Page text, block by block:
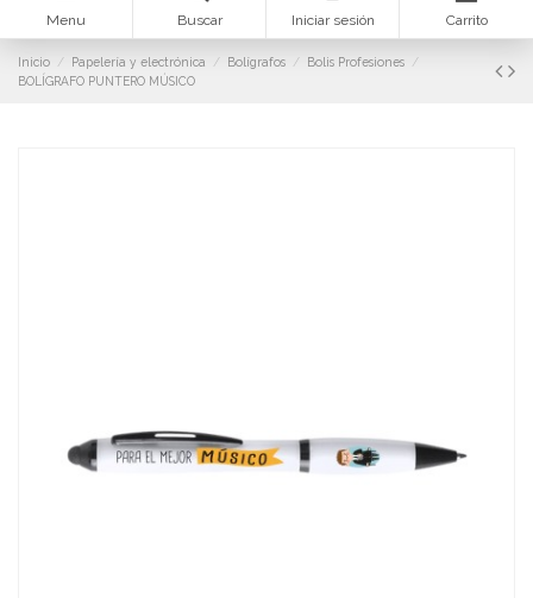
Menu Buscar Iniciar sesión Carrito
Inicio Papelería y electrónica Bolígrafos
Bolis Profesiones
BOLÍGRAFO PUNTERO MÚSICO